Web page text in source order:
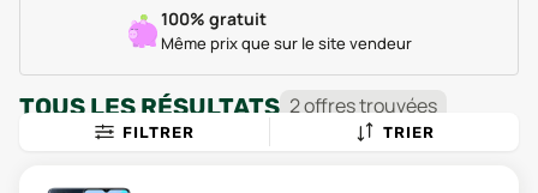
100% gratuit
Même prix que sur le site vendeur
TOUS LES RÉSULTATS 2offrestrouvées
FILTRER TRIER